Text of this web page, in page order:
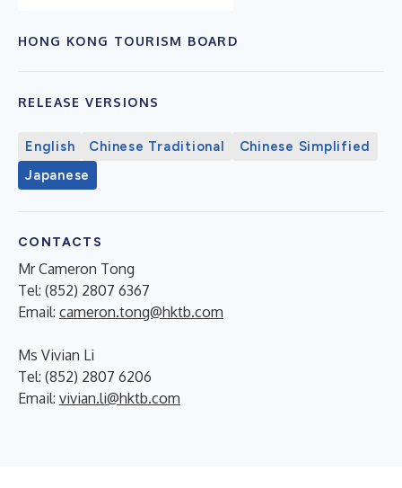
HONG KONG TOURISM BOARD
RELEASE VERSIONS
English Chinese Traditional
Chinese Simplified
Japanese
CONTACTS
Mr Cameron Tong
Tel: (852) 2807 6367
Email: cameron.tong@hktb.com
Ms Vivian Li
Tel: (852) 2807 6206
Email: vivian.li@hktb.com